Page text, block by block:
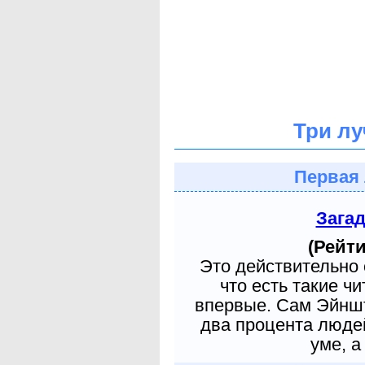
Три
Первая
Это
что есть такие
впервые. Сам
два процента
уме, а